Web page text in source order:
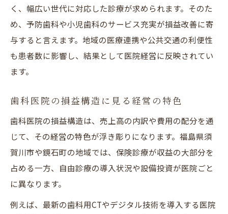
く、幅広い世代に対応した診療が求められます。そのた
め、予防歯科や小児歯科のサービス充実が損益改善に寄
与すると言えます。地域の医療連携や公共交通の利便性
も患者数に影響し、結果として医院経営に反映されてい
ます。
歯科医院の損益構造に見る経営の特色
歯科医院の損益構造は、売上高の内訳や費用の配分を通
じて、その経営の特色が浮き彫りになります。福島県須
賀川市や鏡石町の地域では、保険診療が収益の大部分を
占める一方、自由診療の導入状況や設備投資が医院ごと
に異なります。
例えば、最新の歯科用CTやデジタル技術を導入する医院